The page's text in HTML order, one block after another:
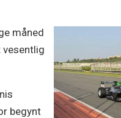
måned
vesentlig
begynt